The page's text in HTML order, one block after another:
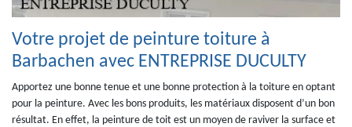
Votre projet de peinture toiture à
Barbachen avec ENTREPRISE DUCULTY
Apportez une bonne tenue et une bonne protection à la toiture en optant
pour la peinture. Avec les bons produits, les matériaux disposent d’un bon
résultat. En effet, la peinture de toit est un moyen de raviver la surface et